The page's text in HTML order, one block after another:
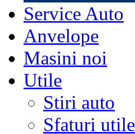
Service Auto
Anvelope
Masini noi
Utile
Stiri auto
Sfaturi utile